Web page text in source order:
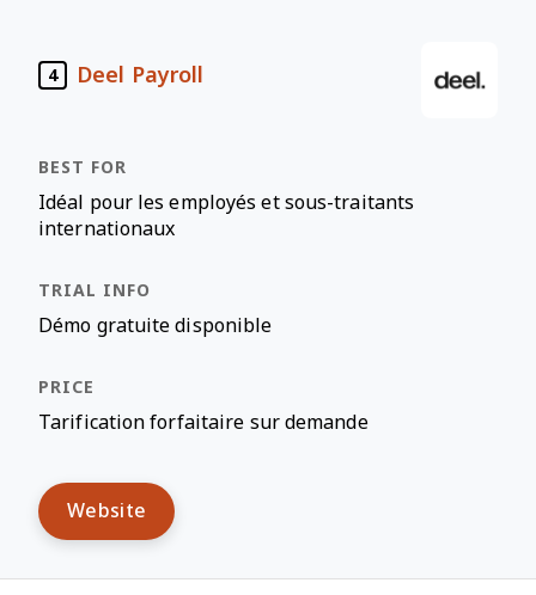
4 Deel Payroll
Idéal pour les employés et sous-traitants
internationaux
Démo gratuite disponible
Tarification forfaitaire sur demande
Website